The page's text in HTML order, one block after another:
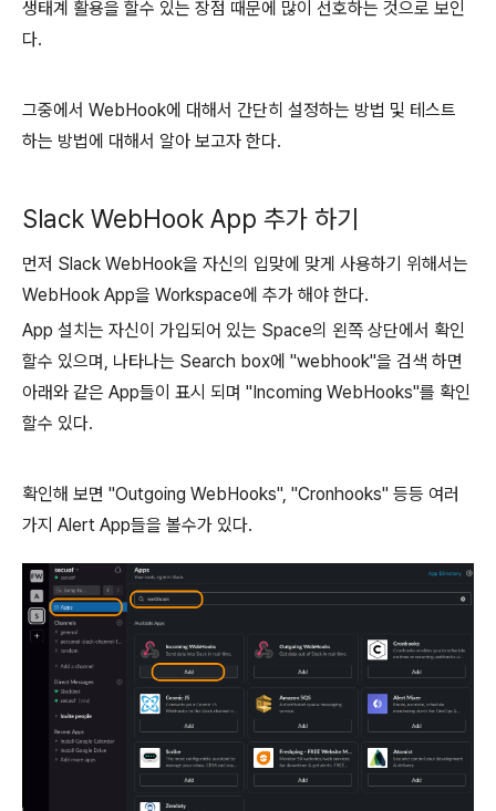
생태계 활용을 할수 있는 장점 때문에 많이 선호하는 것으로 보인
다.
그중에서 WebHook에 대해서 간단히 설정하는 방법 및 테스트
하는 방법에 대해서 알아 보고자 한다.
Slack WebHook App 추가 하기
먼저 Slack WebHook을 자신의 입맞에 맞게 사용하기 위해서는
WebHook App을 Workspace에 추가 해야 한다.
App 설치는 자신이 가입되어 있는 Space의 왼쪽 상단에서 확인
할수 있으며, 나타나는 Search box에 "webhook"을 검색 하면
아래와 같은 App들이 표시 되며 "Incoming WebHooks"를 확인
할수 있다.
확인해 보면 "Outgoing WebHooks", "Cronhooks" 등등 여러
가지 Alert App들을 볼수가 있다.